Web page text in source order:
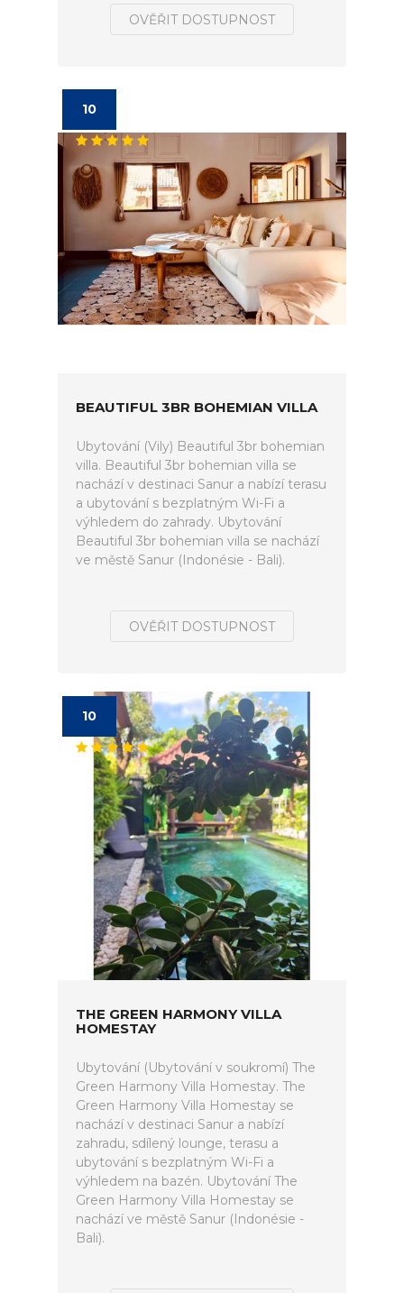
OVĚŘIT DOSTUPNOST
10
BEAUTIFUL 3BR BOHEMIAN VILLA
Ubytování (Vily) Beautiful 3br bohemian
villa. Beautiful 3br bohemian villa se
nachází v destinaci Sanur a nabízí terasu
a ubytování s bezplatným Wi-Fi a
výhledem do zahrady. Ubytování
Beautiful 3br bohemian villa se nachází
ve městě Sanur (Indonésie - Bali).
OVĚŘIT DOSTUPNOST
10
THE GREEN HARMONY VILLA
HOMESTAY
Ubytování (Ubytování v soukromí) The
Green Harmony Villa Homestay. The
Green Harmony Villa Homestay se
nachází v destinaci Sanur a nabízí
zahradu, sdílený lounge, terasu a
ubytování s bezplatným Wi-Fi a
výhledem na bazén. Ubytování The
Green Harmony Villa Homestay se
nachází ve městě Sanur (Indonésie -
Bali).